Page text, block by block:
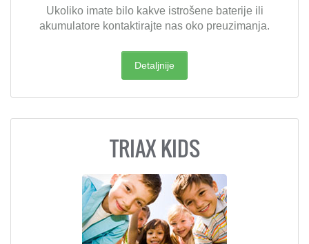
Ukoliko imate bilo kakve istrošene baterije ili
akumulatore kontaktirajte nas oko preuzimanja.
Detaljnije
TRIAX KIDS